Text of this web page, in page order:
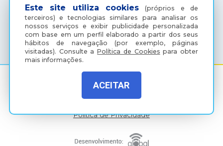
Este site utiliza cookies (próprios e de
terceiros) e tecnologias similares para analisar os
nossos serviços e exibir publicidade personalizada
com base em um perfil elaborado a partir dos seus
hábitos de navegação (por exemplo, páginas
visitadas). Consulte aPolítica de Cookies para obter
mais informações.
ACEITAR
(18) 3607-6500
Rua Coelho Neto, 73, Vila São Paulo, Araçatuba - SP, CEP:
Política de Privacidade